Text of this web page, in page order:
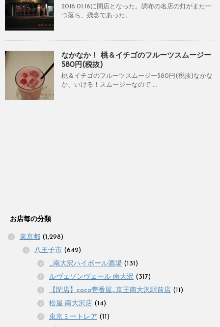
2016.01.16に閉店となった。調布の名店の灯がまた一
つ落ち、残念であった。 ...
なかなか！ 桃＆イチゴのフルーツスムージー
580円(税抜)
桃＆イチゴのフルーツスムージー580円(税抜)なかな
か、いける！スムージーなので ...
お店毎の分類
東京都 (1,298)
八王子市 (642)
_南大沢ハイボール酒場 (131)
ルヴェソンヴェール 南大沢 (317)
【閉店】coco壱番屋_京王南大沢駅前店 (11)
松屋 南大沢店 (14)
東京ミートレア (11)